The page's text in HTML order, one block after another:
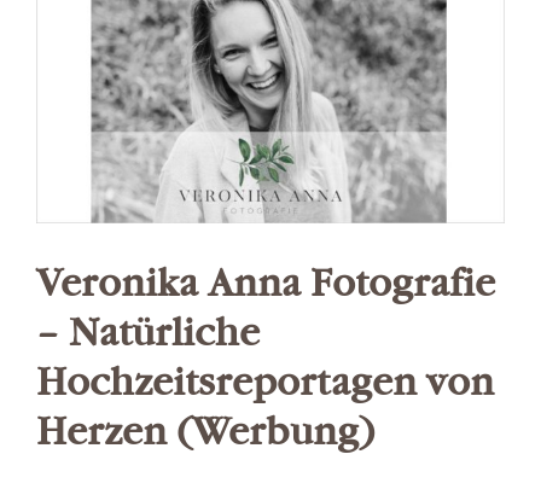
Veronika Anna Fotografie
– Natürliche
Hochzeitsreportagen von
Herzen (Werbung)